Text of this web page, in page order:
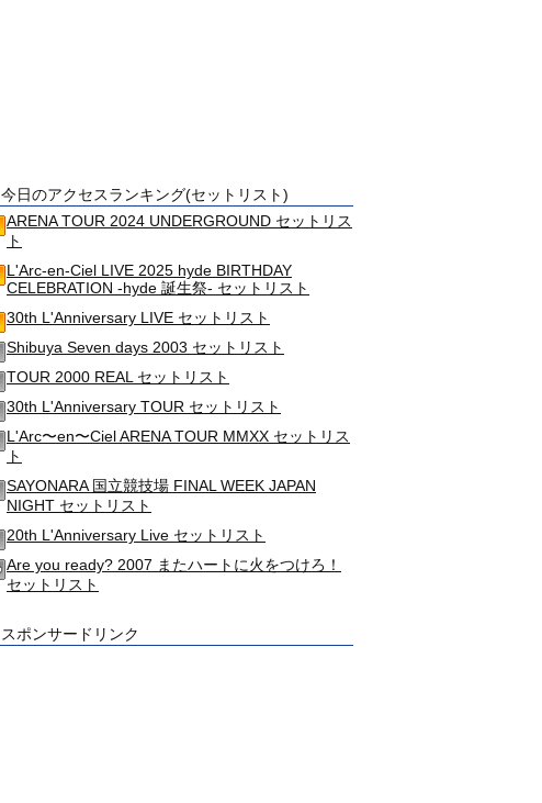
今日のアクセスランキング(セットリスト)
ARENA TOUR 2024 UNDERGROUND セットリス
ト
L'Arc-en-Ciel LIVE 2025 hyde BIRTHDAY
CELEBRATION -hyde 誕生祭- セットリスト
30th L'Anniversary LIVE セットリスト
Shibuya Seven days 2003 セットリスト
TOUR 2000 REAL セットリスト
30th L'Anniversary TOUR セットリスト
L'Arc〜en〜Ciel ARENA TOUR MMXX セットリス
ト
SAYONARA 国立競技場 FINAL WEEK JAPAN
NIGHT セットリスト
20th L'Anniversary Live セットリスト
Are you ready? 2007 またハートに火をつけろ！
セットリスト
スポンサードリンク